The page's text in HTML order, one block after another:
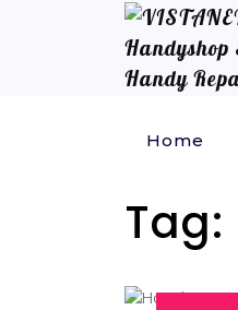
Home
Tag: